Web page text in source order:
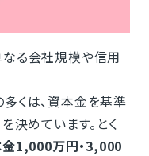
る会社規模や信用
くは、資本金を基準
決めています。とく
1,000万円・3,000